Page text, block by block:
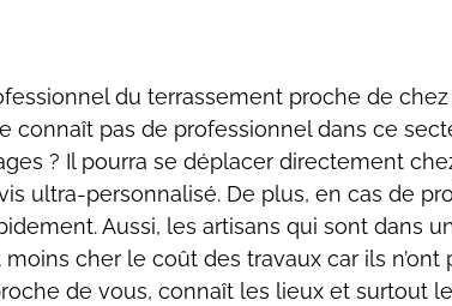
du terrassement proche de
connaît pas de professionnel dans ce
? Il pourra se déplacer directement
ultra-personnalisé. De plus, en cas de
Aussi, les artisans qui sont dans
cher le coût des travaux car ils n’ont
de vous, connaît les lieux et surtout